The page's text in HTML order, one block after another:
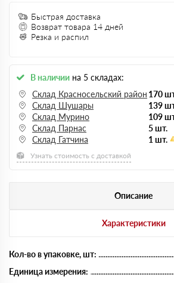
Быстрая доставка
Возврат товара 14 дней
Резка и распил
В наличии на 5 складах:
Склад Красносельский район 170
Склад Шушары
139
Склад Мурино
109
Склад Парнас
5 шт.
Склад Гатчина
1 шт.
Узнать стоимость с доставкой
Описание
Характеристики
Кол-во в упаковке, шт:
Единица измерения: